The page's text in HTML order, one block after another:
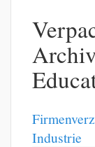
Industrie